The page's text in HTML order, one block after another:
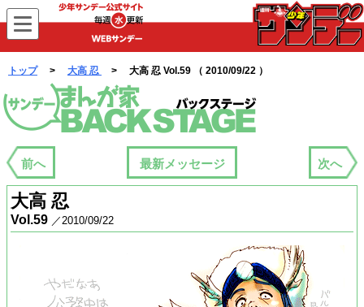
WEBサンデー
トップ> 大高 忍 > 大高 忍 Vol.59 （ 2010/09/22 ）
まんが家バックステージ
前へ 最新メッセージ 次へ
大高 忍
Vol.59 ／2010/09/22